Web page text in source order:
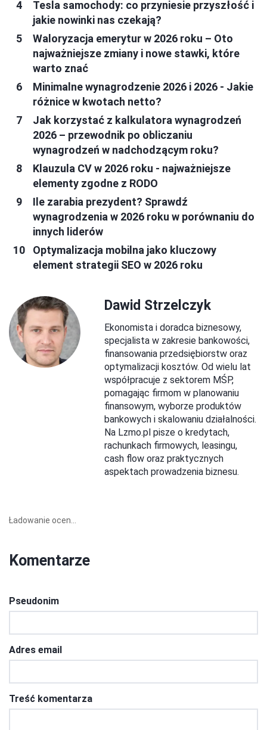
Tesla samochody: co przyniesie przyszłość i
jakie nowinki nas czekają?
Waloryzacja emerytur w 2026 roku – Oto
najważniejsze zmiany i nowe stawki, które
warto znać
Minimalne wynagrodzenie 2026 i 2026 - Jakie
różnice w kwotach netto?
Jak korzystać z kalkulatora wynagrodzeń
2026 – przewodnik po obliczaniu
wynagrodzeń w nadchodzącym roku?
Klauzula CV w 2026 roku - najważniejsze
elementy zgodne z RODO
Ile zarabia prezydent? Sprawdź
wynagrodzenia w 2026 roku w porównaniu do
innych liderów
Optymalizacja mobilna jako kluczowy
element strategii SEO w 2026 roku
Dawid Strzelczyk
Ekonomista i doradca biznesowy,
specjalista w zakresie bankowości,
finansowania przedsiębiorstw oraz
optymalizacji kosztów. Od wielu lat
współpracuje z sektorem MŚP,
pomagając firmom w planowaniu
finansowym, wyborze produktów
bankowych i skalowaniu działalności.
Na Lzmo.pl pisze o kredytach,
rachunkach firmowych, leasingu,
cash flow oraz praktycznych
aspektach prowadzenia biznesu.
Ładowanie ocen...
Komentarze
Pseudonim
Adres email
Treść komentarza